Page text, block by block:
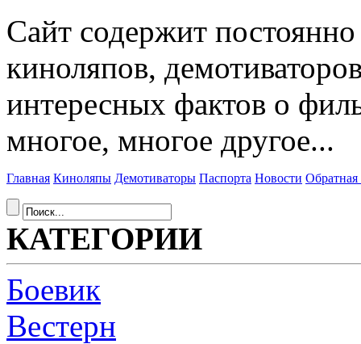
Сайт содержит
киноляпов,
интересных фактов о
многое, многое другое...
Главная Киноляпы Демотиваторы Паспорта Новости Обратная
КАТЕГОРИИ
Боевик
Вестерн